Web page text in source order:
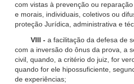
com vistas à prevenção ou
e morais, individuais, coletivos ou
proteção Jurídica, administrativa e
VIII - a facilitação da defesa de
com a inversão do ônus da prova, a
civil, quando, a critério do juiz, for
quando for ele hipossuficiente,
de experiências;